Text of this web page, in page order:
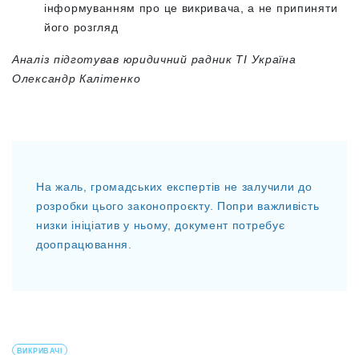
інформуванням про це викривача, а не припиняти
його розгляд
Аналіз підготував юридичний радник ТІ Україна
Олександр Калітенко
На жаль, громадських експертів не залучили до
розробки цього законопроєкту. Попри важливість
низки ініціатив у ньому, документ потребує
доопрацювання.
ВИКРИВАЧІ